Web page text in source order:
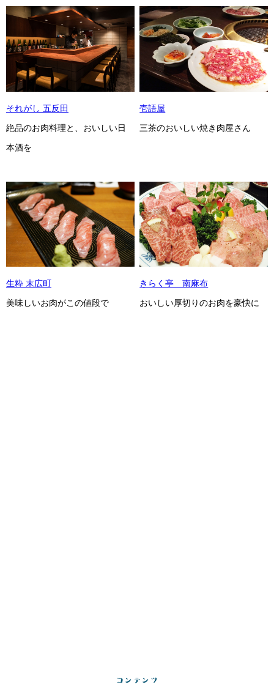
それがし 五反田
絶品のお肉料理と、おいしい日
本酒を
壱語屋
三茶のおいしい焼き肉屋さん
生粋 末広町
美味しいお肉がこの値段で
きらく亭 南麻布
おいしい厚切りのお肉を豪快に